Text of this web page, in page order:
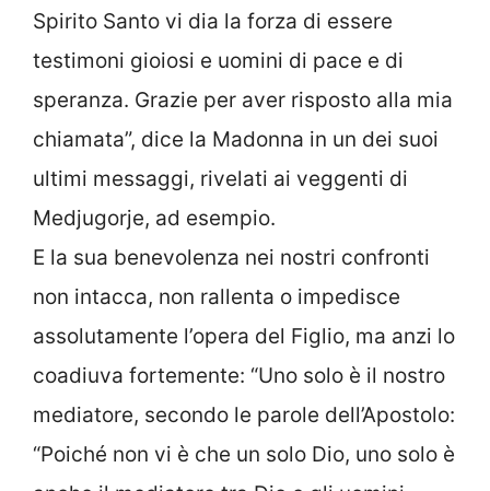
Spirito Santo vi dia la forza di essere
testimoni gioiosi e uomini di pace e di
speranza. Grazie per aver risposto alla mia
chiamata”, dice la Madonna in un dei suoi
ultimi messaggi, rivelati ai veggenti di
Medjugorje, ad esempio.
E la sua benevolenza nei nostri confronti
non intacca, non rallenta o impedisce
assolutamente l’opera del Figlio, ma anzi lo
coadiuva fortemente: “Uno solo è il nostro
mediatore, secondo le parole dell’Apostolo:
“Poiché non vi è che un solo Dio, uno solo è